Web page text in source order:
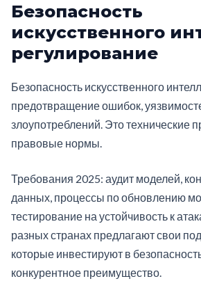
Безопасность
искусственного
регулирование
Безопасность искусственного
предотвращение ошибок,
злоупотреблений. Это технические
правовые нормы.
Требования 2025: аудит моделей,
данных, процессы по обновлению
тестирование на устойчивость к
разных странах предлагают свои
которые инвестируют в
конкурентное преимущество.